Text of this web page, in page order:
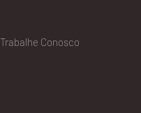
Trabalhe Conosco